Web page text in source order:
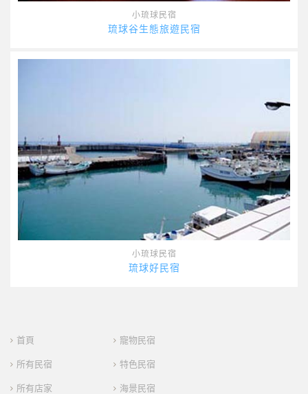
小琉球民宿
琉球谷生態旅遊民宿
小琉球民宿
琉球好民宿
首頁
所有民宿
所有店家
寵物民宿
特色民宿
海景民宿